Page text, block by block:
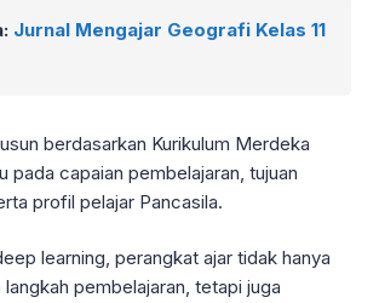
Jurnal Mengajar Geografi Kelas 11
berdasarkan Kurikulum Merdeka
pada capaian pembelajaran, tujuan
profil pelajar Pancasila.
learning, perangkat ajar tidak hanya
pembelajaran, tetapi juga